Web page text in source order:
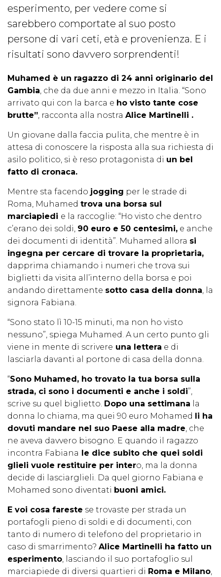
esperimento, per vedere come si
sarebbero comportate al suo posto
persone di vari ceti, età e provenienza. E i
risultati sono davvero sorprendenti!
Muhamed è un ragazzo di 24 anni originario del
Gambia, che da due anni e mezzo in Italia. “Sono
arrivato qui con la barca e ho visto tante cose
brutte”, racconta alla nostra Alice Martinelli .
Un giovane dalla faccia pulita, che mentre è in
attesa di conoscere la risposta alla sua richiesta di
asilo politico, si è reso protagonista di un bel
fatto di cronaca.
Mentre sta facendo jogging per le strade di
Roma, Muhamed trova una borsa sul
marciapiedi e la raccoglie: “Ho visto che dentro
c’erano dei soldi, 90 euro e 50 centesimi, e anche
dei documenti di identità”. Muhamed allora si
ingegna per cercare di trovare la proprietaria,
dapprima chiamando i numeri che trova sui
biglietti da visita all’interno della borsa e poi
andando direttamente sotto casa della donna, la
signora Fabiana.
“Sono stato lì 10-15 minuti, ma non ho visto
nessuno”, spiega Muhamed. A un certo punto gli
viene in mente di scrivere una lettera e di
lasciarla davanti al portone di casa della donna.
“Sono Muhamed, ho trovato la tua borsa sulla
strada, ci sono i documenti e anche i soldi”,
scrive su quel biglietto. Dopo una settimana la
donna lo chiama, ma quei 90 euro Mohamed
li ha
dovuti mandare nel suo Paese alla madre, che
ne aveva davvero bisogno. E quando il ragazzo
incontra Fabiana
le dice subito che quei soldi
glieli vuole restituire per intero, ma la donna
decide di lasciarglieli. Da quel giorno Fabiana e
Mohamed sono diventati buoni amici.
E voi cosa fareste se trovaste per strada un
portafogli pieno di soldi e di documenti, con
tanto di numero di telefono del proprietario in
caso di smarrimento? Alice Martinelli ha fatto un
esperimento, lasciando il suo portafoglio sul
marciapiede di diversi quartieri di Roma e Milano,